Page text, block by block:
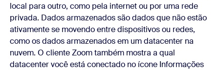
local para outro, como pela internet ou por uma rede
privada. Dados armazenados são dados que não estão
ativamente se movendo entre dispositivos ou redes,
como os dados armazenados em um datacenter na
nuvem. O cliente Zoom também mostra a qual
datacenter você está conectado no ícone Informações